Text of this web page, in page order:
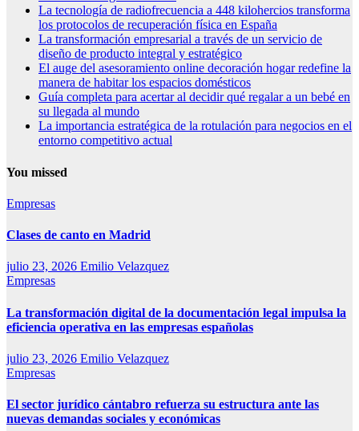
La tecnología de radiofrecuencia a 448 kilohercios transforma
los protocolos de recuperación física en España
La transformación empresarial a través de un servicio de
diseño de producto integral y estratégico
El auge del asesoramiento online decoración hogar redefine la
manera de habitar los espacios domésticos
Guía completa para acertar al decidir qué regalar a un bebé en
su llegada al mundo
La importancia estratégica de la rotulación para negocios en el
entorno competitivo actual
You missed
Empresas
Clases de canto en Madrid
julio 23, 2026 Emilio Velazquez
Empresas
La transformación digital de la documentación legal impulsa la
eficiencia operativa en las empresas españolas
julio 23, 2026 Emilio Velazquez
Empresas
El sector jurídico cántabro refuerza su estructura ante las
nuevas demandas sociales y económicas